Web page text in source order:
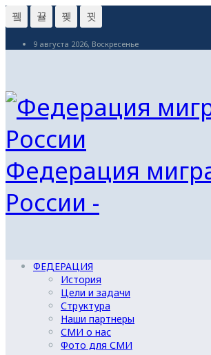
9 августа 2026, Воскресенье
Федерация
России -
ФЕДЕРАЦИЯ
История
Цели и задачи
Структура
Наши партнеры
СМИ о нас
Фото для СМИ